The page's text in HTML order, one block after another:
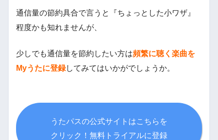
通信量の節約具合で言うと『ちょっとした小ワザ』
程度かも知れませんが、
少しでも通信量を節約したい方は頻繁に聴く楽曲を
Myうたに登録してみてはいかがでしょうか。
うたパスの公式サイトはこちらを
クリック！無料トライアルに登録